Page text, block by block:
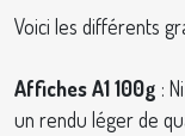
Voici les différents
Affiches A1 100g :
un rendu léger de